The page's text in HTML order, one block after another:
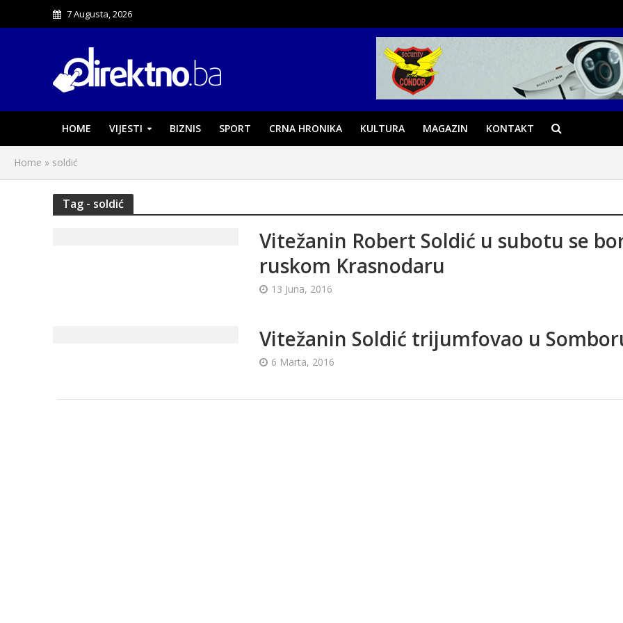
7 Augusta, 2026
HOME VIJESTI BIZNIS SPORT CRNA HRONIKA KULTURA MAGAZIN KONTAKT
Home » soldić
Tag - soldić
Vitežanin Robert Soldić u subotu se
ruskom Krasnodaru
13 Juna, 2016
Vitežanin Soldić trijumfovao u
6 Marta, 2016